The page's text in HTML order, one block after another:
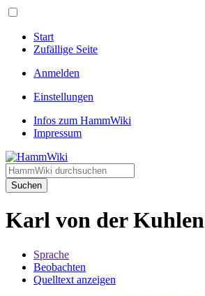
Start
Zufällige Seite
Anmelden
Einstellungen
Infos zum HammWiki
Impressum
Suchen
Karl von der Kuhlen
Sprache
Beobachten
Quelltext anzeigen